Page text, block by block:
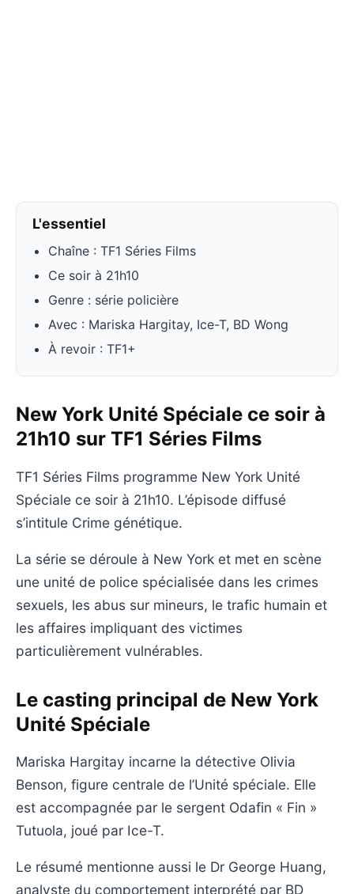
L'essentiel
Chaîne : TF1 Séries Films
Ce soir à 21h10
Genre : série policière
Avec : Mariska Hargitay, Ice-T, BD Wong
À revoir : TF1+
New York Unité Spéciale ce soir à
21h10 sur TF1 Séries Films
TF1 Séries Films programme New York Unité
Spéciale ce soir à 21h10. L’épisode diffusé
s’intitule Crime génétique.
La série se déroule à New York et met en scène
une unité de police spécialisée dans les crimes
sexuels, les abus sur mineurs, le trafic humain et
les affaires impliquant des victimes
particulièrement vulnérables.
Le casting principal de New York
Unité Spéciale
Mariska Hargitay incarne la détective Olivia
Benson, figure centrale de l’Unité spéciale. Elle
est accompagnée par le sergent Odafin « Fin »
Tutuola, joué par Ice-T.
Le résumé mentionne aussi le Dr George Huang,
analyste du comportement interprété par BD